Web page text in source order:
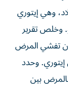
وهي إيتوري
وخلص تقرير
تفشي المرض
إيتوري. وحدد
‌بالمرض بين